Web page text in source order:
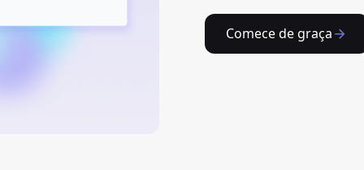
Comece de graça